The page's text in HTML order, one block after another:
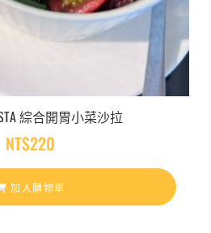
綜合開胃小菜沙拉
NT$220
加入購物車